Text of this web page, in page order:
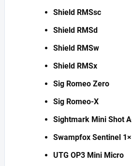
Shield RMSsc
Shield RMSd
Shield RMSw
Shield RMSx
Sig Romeo Zero
Sig Romeo-X
Sightmark Mini Shot
Swampfox Sentinel
UTG OP3 Mini Micro